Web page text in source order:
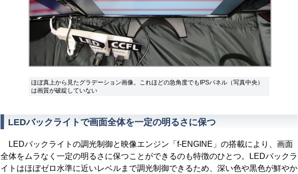
ほぼ真上から見たグラデーション画像。これほどの急角度でもIPSパネル（写真中央）
は画質が破綻していない
LEDバックライトで画面全体を一定の明るさに保つ
LEDバックライトの調光制御と映像エンジン「f-ENGINE」の搭載により、画面
全体をムラなく一定の明るさに保つことができるのも特徴のひとつ。LEDバックラ
イトはほぼゼロ水準に近いレベルまで調光制御できるため、深い色や黒色が鮮やか